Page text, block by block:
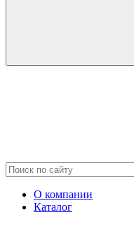
О компании
Каталог